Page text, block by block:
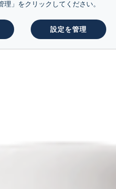
」をクリックしてください。
設定を管理